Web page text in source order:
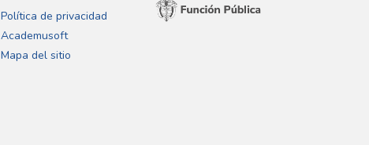
Política de privacidad
Academusoft
Mapa del sitio